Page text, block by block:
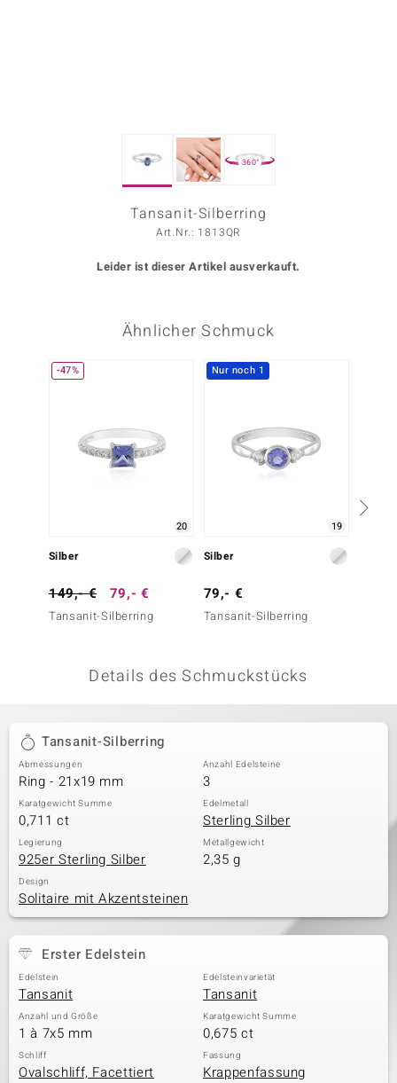
Classics
360°
Tansanit-Silberring
Art.Nr.: 1813QR
Leider ist dieser Artikel ausverkauft.
Ähnlicher Schmuck
-47%
20
Silber
149,- € 79,- €
Tansanit-Silberring
Nur noch 1
19
Silber
79,- €
Tansanit-Silberring
Details des Schmuckstücks
Tansanit-Silberring
Abmessungen
Ring - 21x19 mm
Anzahl Edelsteine
3
Karatgewicht Summe
0,711 ct
Edelmetall
Sterling Silber
Legierung
925er Sterling Silber
Metallgewicht
2,35 g
Design
Solitaire mit Akzentsteinen
Erster Edelstein
Edelstein
Tansanit
Edelsteinvarietät
Tansanit
Anzahl und Größe
1 à 7x5 mm
Karatgewicht Summe
0,675 ct
Schliff
Ovalschliff, Facettiert
Fassung
Krappenfassung